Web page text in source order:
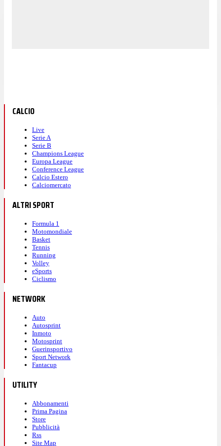
CALCIO
Live
Serie A
Serie B
Champions League
Europa League
Conference League
Calcio Estero
Calciomercato
ALTRI SPORT
Formula 1
Motomondiale
Basket
Tennis
Running
Volley
eSports
Ciclismo
NETWORK
Auto
Autosprint
Inmoto
Motosprint
Guerinsportivo
Sport Network
Fantacup
UTILITY
Abbonamenti
Prima Pagina
Store
Pubblicità
Rss
Site Map